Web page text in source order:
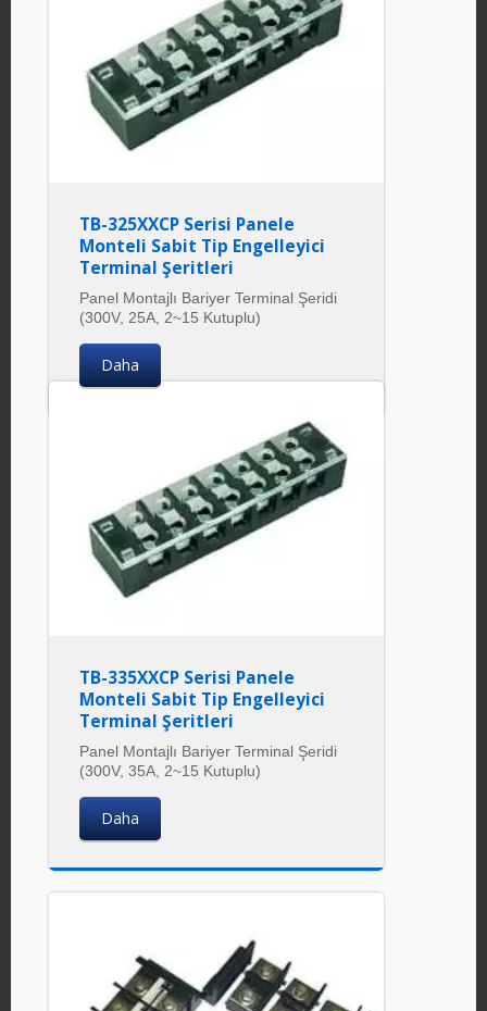
TB-325XXCP Serisi Panele
Monteli Sabit Tip Engelleyici
Terminal Şeritleri
Panel Montajlı Bariyer Terminal Şeridi
(300V, 25A, 2~15 Kutuplu)
Daha
TB-335XXCP Serisi Panele
Monteli Sabit Tip Engelleyici
Terminal Şeritleri
Panel Montajlı Bariyer Terminal Şeridi
(300V, 35A, 2~15 Kutuplu)
Daha